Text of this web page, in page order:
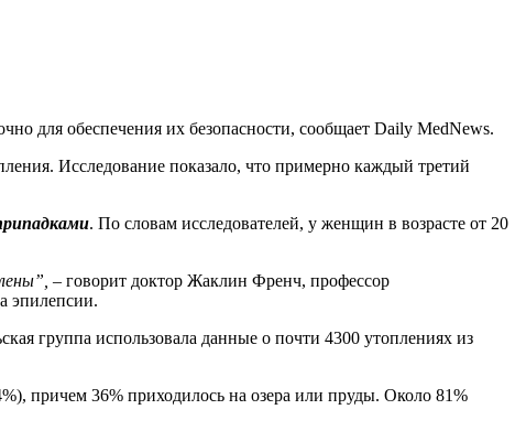
для обеспечения их безопасности, сообщает Daily MedNews.
Исследование показало, что примерно каждый третий
. По словам исследователей, у женщин в возрасте от 20
– говорит доктор Жаклин Френч, профессор
эпилепсии.
группа использовала данные о почти 4300 утоплениях из
причем 36% приходилось на озера или пруды. Около 81%